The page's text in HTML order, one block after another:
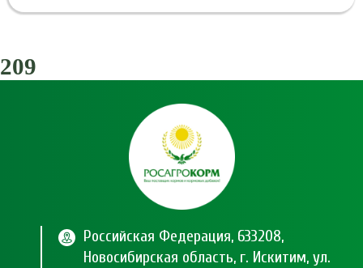
209
Российская Федерация, 633208,
Новосибирская область, г. Искитим, ул.